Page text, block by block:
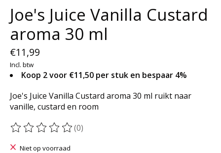
Joe's Juice Vanilla Custard
aroma 30 ml
€11,99
Incl. btw
Koop 2 voor €11,50 per stuk en bespaar 4%
Joe's Juice Vanilla Custard aroma 30 ml ruikt naar
vanille, custard en room
De beoordeling van dit product is
(0)
Niet op voorraad